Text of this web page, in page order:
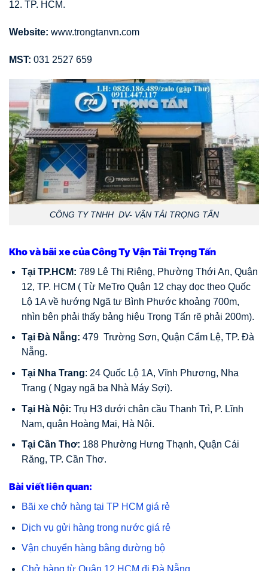
12. TP. HCM.
Website: www.trongtanvn.com
MST: 031 2527 659
CÔNG TY TNHH DV- VẬN TẢI TRỌNG TẤN
Kho và bãi xe của Công Ty Vận Tải Trọng Tấn
Tại TP.HCM: 789 Lê Thị Riêng, Phường Thới An, Quận
12, TP. HCM ( Từ MeTro Quận 12 chạy dọc theo Quốc
Lộ 1A về hướng Ngã tư Bình Phước khoảng 700m,
nhìn bên phải thấy bảng hiệu Trọng Tấn rẽ phải 200m).
Tại Đà Nẵng: 479 Trường Sơn, Quận Cẩm Lệ, TP. Đà
Nẵng.
Tại Nha Trang: 24 Quốc Lộ 1A, Vĩnh Phương, Nha
Trang ( Ngay ngã ba Nhà Máy Sợi).
Tại Hà Nội: Trụ H3 dưới chân cầu Thanh Trì, P. Lĩnh
Nam, quận Hoàng Mai, Hà Nội.
Tại Cần Thơ: 188 Phường Hưng Thạnh, Quận Cái
Răng, TP. Cần Thơ.
Bài viết liên quan:
Bãi xe chở hàng tại TP HCM giá rẻ
Dịch vụ gửi hàng trong nước giá rẻ
Vận chuyển hàng bằng đường bộ
Chở hàng từ Quận 12 HCM đi Đà Nẵng